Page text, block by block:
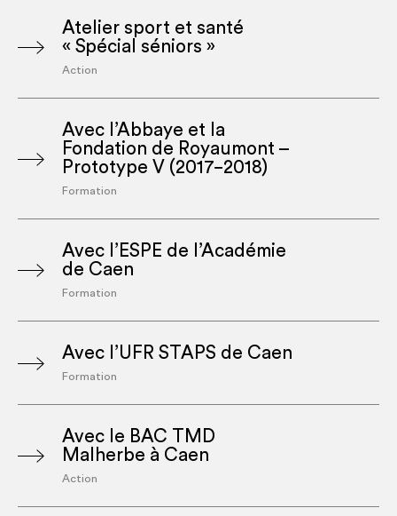
Atelier sport et santé
« Spécial séniors »
Action
Avec l’Abbaye et la
Fondation de Royaumont –
Prototype V (2017−2018)
Formation
Avec l’ESPE de l’Académie
de Caen
Formation
Avec l’UFR STAPS de Caen
Formation
Avec le BAC TMD
Malherbe à Caen
Action